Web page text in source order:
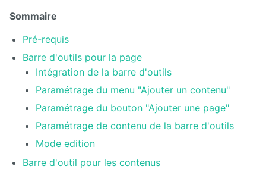
Dashboard
Datasources
Explorer
Deploy
starter
External
Sommaire
Pré-requis
Barre d'outils pour la page
Intégration de la barre d'outils
Paramétrage du menu "Ajouter un contenu"
Paramétrage du bouton "Ajouter une page"
Paramétrage de contenu de la barre d'outils
Mode edition
Barre d'outil pour les contenus